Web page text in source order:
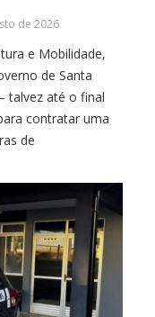
de 2026
e Mobilidade,
de Santa
talvez até o final
contratar uma
de